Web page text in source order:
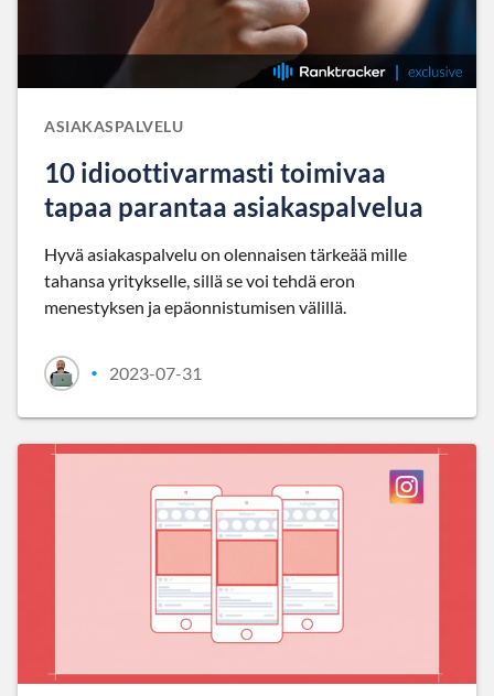
ASIAKASPALVELU
10 idioottivarmasti toimivaa
tapaa parantaa asiakaspalvelua
Hyvä asiakaspalvelu on olennaisen tärkeää mille
tahansa yritykselle, sillä se voi tehdä eron
menestyksen ja epäonnistumisen välillä.
• 2023-07-31